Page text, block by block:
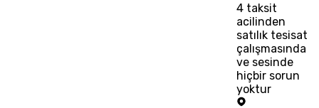
4taksit
acilinden
satılık tesisat
çalışmasında
ve sesinde
hiçbir sorun
yoktur